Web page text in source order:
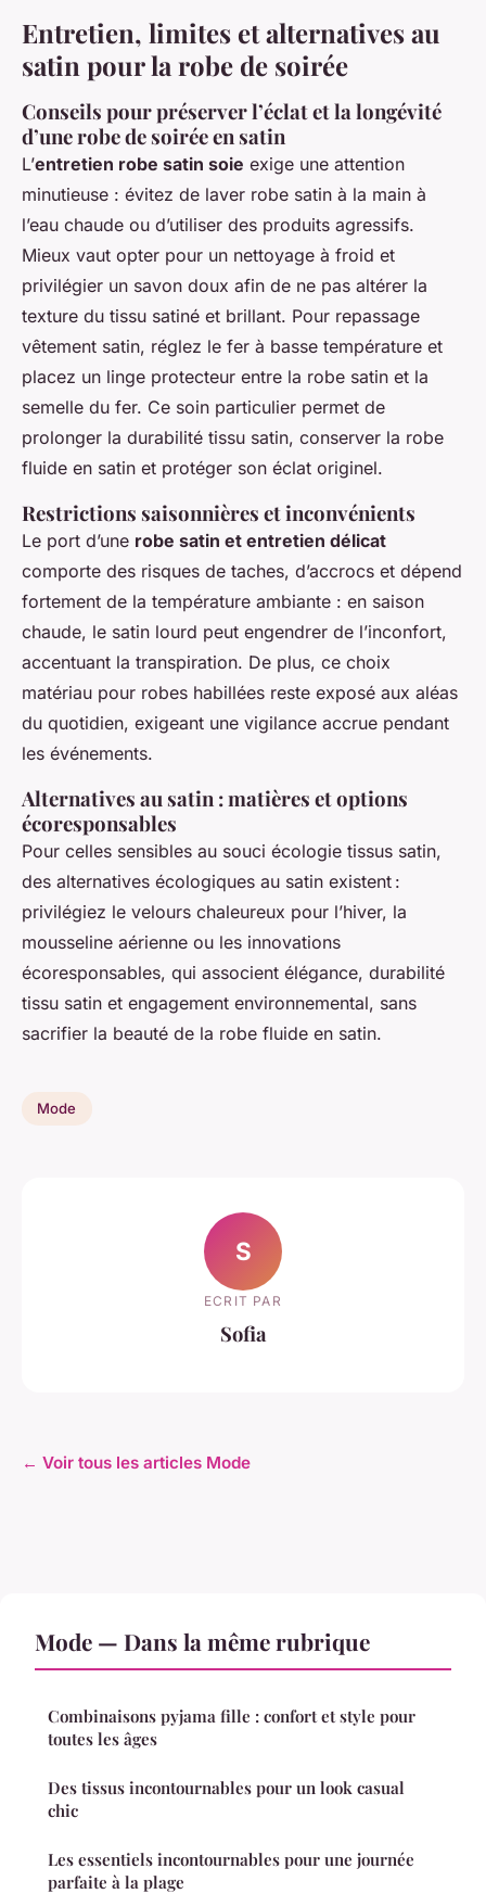
Entretien, limites et alternatives au
satin pour la robe de soirée
Conseils pour préserver l’éclat et la longévité
d’une robe de soirée en satin
L’entretien robe satin soie exige une attention
minutieuse : évitez de laver robe satin à la main à
l’eau chaude ou d’utiliser des produits agressifs.
Mieux vaut opter pour un nettoyage à froid et
privilégier un savon doux afin de ne pas altérer la
texture du tissu satiné et brillant. Pour repassage
vêtement satin, réglez le fer à basse température et
placez un linge protecteur entre la robe satin et la
semelle du fer. Ce soin particulier permet de
prolonger la durabilité tissu satin, conserver la robe
fluide en satin et protéger son éclat originel.
Restrictions saisonnières et inconvénients
Le port d’une robe satin et entretien délicat
comporte des risques de taches, d’accrocs et dépend
fortement de la température ambiante : en saison
chaude, le satin lourd peut engendrer de l’inconfort,
accentuant la transpiration. De plus, ce choix
matériau pour robes habillées reste exposé aux aléas
du quotidien, exigeant une vigilance accrue pendant
les événements.
Alternatives au satin : matières et options
écoresponsables
Pour celles sensibles au souci écologie tissus satin,
des alternatives écologiques au satin existent :
privilégiez le velours chaleureux pour l’hiver, la
mousseline aérienne ou les innovations
écoresponsables, qui associent élégance, durabilité
tissu satin et engagement environnemental, sans
sacrifier la beauté de la robe fluide en satin.
Mode
S
ECRIT PAR
Sofia
← Voir tous les articles Mode
Mode — Dans la même rubrique
Combinaisons pyjama fille : confort et style pour
toutes les âges
Des tissus incontournables pour un look casual
chic
Les essentiels incontournables pour une journée
parfaite à la plage